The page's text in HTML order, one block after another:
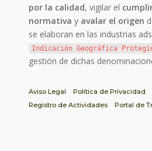
por la calidad, vigilar el
normativa y avalar el origen
se elaboran en las industrias
Indicación Geográfica
gestión de dichas
Aviso Legal Política de Privacidad
Registro de Actividades
Portal de